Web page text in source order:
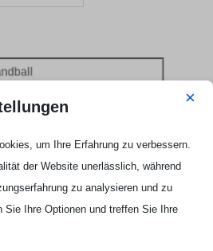
2703058
×
um Ihre Erfahrung zu verbessern.
der Website unerlässlich, während
zu analysieren und zu
Sie Ihre Optionen und treffen Sie Ihre